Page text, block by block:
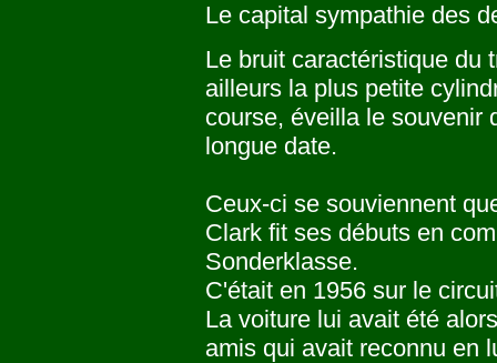
Le capital sympathie des
Le bruit caractéristique du
ailleurs la plus petite
course, éveilla le souvenir
longue date.
Ceux-ci se souviennent
Clark fit ses débuts en
Sonderklasse.
C'était en 1956 sur le
La voiture lui avait été
amis qui avait reconnu en